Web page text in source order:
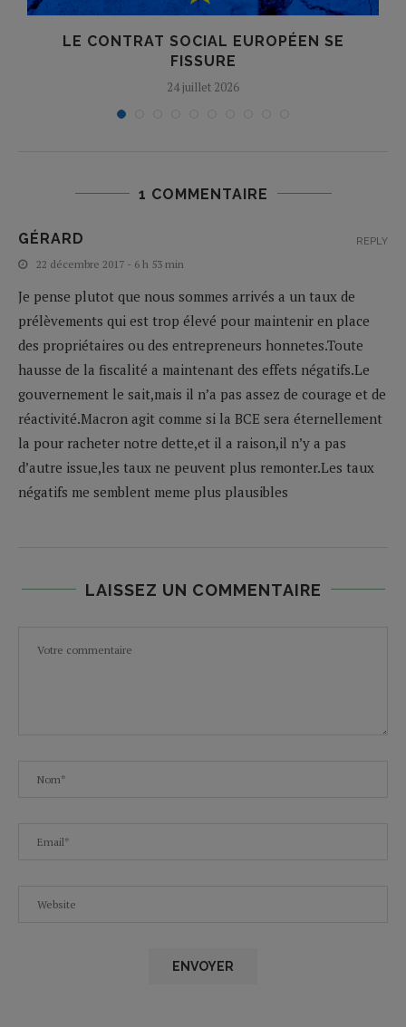
LE CONTRAT SOCIAL EUROPÉEN SE
FISSURE
24 juillet 2026
1 COMMENTAIRE
GÉRARD
22 décembre 2017 - 6 h 53 min
Je pense plutot que nous sommes arrivés a un taux de
prélèvements qui est trop élevé pour maintenir en place
des propriétaires ou des entrepreneurs honnetes.Toute
hausse de la fiscalité a maintenant des effets négatifs.Le
gouvernement le sait,mais il n’a pas assez de courage et de
réactivité.Macron agit comme si la BCE sera éternellement
la pour racheter notre dette,et il a raison,il n’y a pas
d’autre issue,les taux ne peuvent plus remonter.Les taux
négatifs me semblent meme plus plausibles
REPLY
LAISSEZ UN COMMENTAIRE